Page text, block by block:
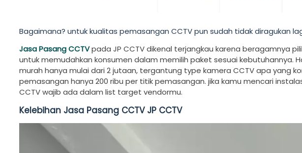
Bagaimana? untuk kualitas pemasangan CCTV pun sudah tidak diragukan
Jasa Pasang CCTVpada JP CCTV dikenal terjangkau karena beragamnya
untuk memudahkan konsumen dalam memilih paket sesuai kebutuhannya.
murah hanya mulai dari 2 jutaan, tergantung type kamera CCTV apa yang
pemasangan hanya 200 ribu per titik pemasangan. jika kamu mencari
CCTV wajib ada dalam list target vendormu.
Kelebihan Jasa Pasang CCTV JP CCTV